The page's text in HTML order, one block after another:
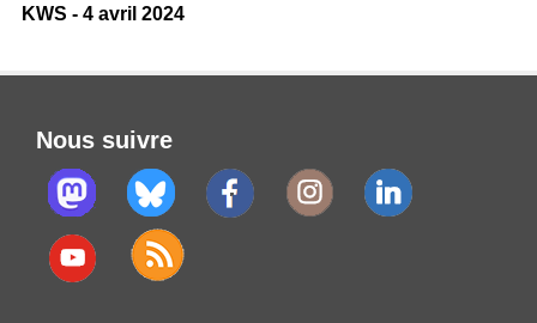
KWS - 4 avril 2024
Nous suivre